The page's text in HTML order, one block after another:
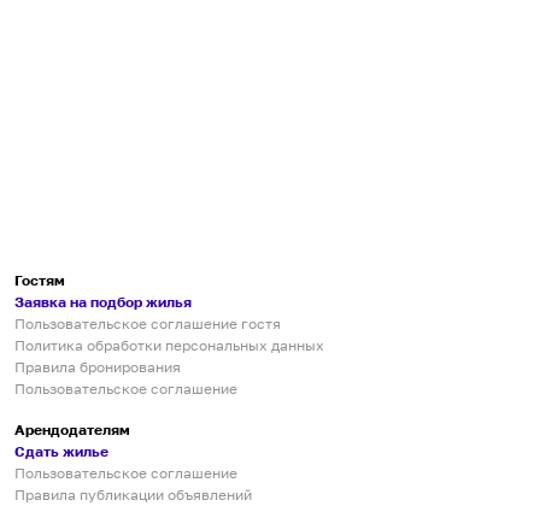
Гостям
Заявка на подбор жилья
Пользовательское соглашение гостя
Политика обработки персональных данных
Правила бронирования
Пользовательское соглашение
Арендодателям
Сдать жилье
Пользовательское соглашение
Правила публикации объявлений